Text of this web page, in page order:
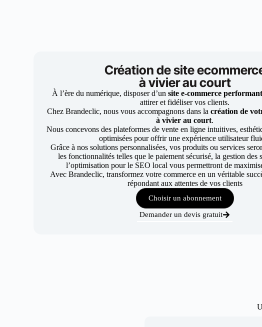
Création de site
à vivier au court
À l’ère du numérique, disposer d’un site e-commerce performant
attirer et fidéliser vos clients.
Chez Brandeclic, nous vous accompagnons dans la création de
à vivier au court.
Nous concevons des plateformes de vente en ligne intuitives,
optimisées pour offrir une expérience utilisateur
Grâce à nos solutions personnalisées, vos produits ou services
les fonctionnalités telles que le paiement sécurisé, la gestion des
l’optimisation pour le SEO local vous permettront de
Avec Brandeclic, transformez votre commerce en un véritable
répondant aux attentes de vos clients
Choisir un abonnement
Demander un devis gratuit